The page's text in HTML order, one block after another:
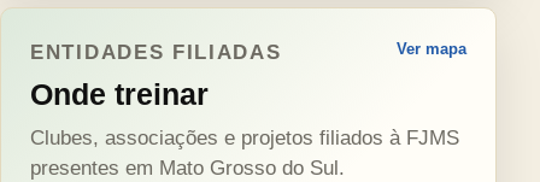
ENTIDADES FILIADAS
Onde treinar
Ver mapa
Clubes, associações e projetos filiados à FJMS
presentes em Mato Grosso do Sul.